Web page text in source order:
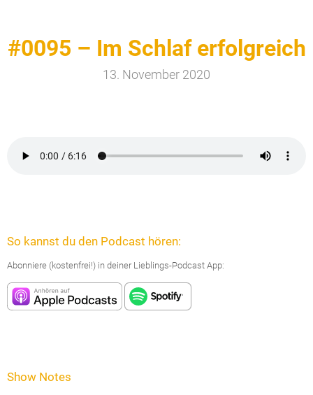
#0095 – Im Schlaf erfolgreich
13. November 2020
So kannst du den Podcast hören:
Abonniere (kostenfrei!) in deiner Lieblings-Podcast App:
Show Notes